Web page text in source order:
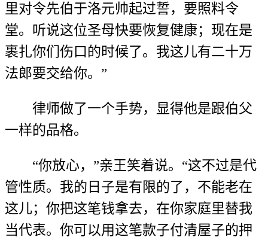
里对令先伯于洛元帅起过誓，要照料令
堂。听说这位圣母快要恢复健康；现在是
裹扎你们伤口的时候了。我这儿有二十万
法郎要交给你。”
律师做了一个手势，显得他是跟伯父
一样的品格。
“你放心，”亲王笑着说。“这不过是代
管性质。我的日子是有限的了，不能老在
这儿；你把这笔钱拿去，在你家庭里替我
当代表。你可以用这笔款子付清屋子的押